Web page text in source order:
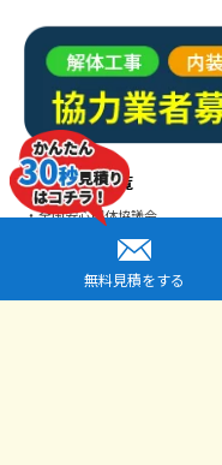
提携先企業一覧
全国安心解体協議会
解体工事専門店シンケン解体
解体工事専門店クラッシュ
エムアンドキュー仙台店（運
無料見積をする